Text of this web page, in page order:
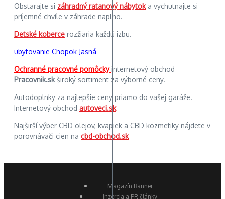
Obstarajte si záhradný ratanový nábytoka vychutnajte si
príjemné chvíle v záhrade naplno.
Detské koberce rozžiaria každú izbu.
ubytovanie Chopok Jasná
Ochranné pracovné pomôckyinternetový obchod
Pracovnik.skširoký sortiment za výborné ceny.
Autodoplnky za najlepšie ceny priamo do vašej garáže.
Internetový obchod autoveci.sk
Najširší výber CBD olejov, kvapiek a CBD kozmetiky nájdete v
porovnávači cien na cbd-obchod.sk
Magazín Banner
Inzercia a PR články